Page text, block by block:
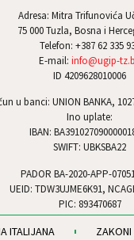
Adresa: Mitra Trifunovića
75 000 Tuzla, Bosna i
Telefon: +387 62 335
E-mail: info@ugip-
ID 4209628010006
u banci: UNION BANKA,
Ino uplate:
IBAN:
SWIFT: UBKSBA22
PADOR BA-2020-APP-
UEID: TDW3UJME6K91,
PIC: 893470687
ITALIJANA ZAKONI